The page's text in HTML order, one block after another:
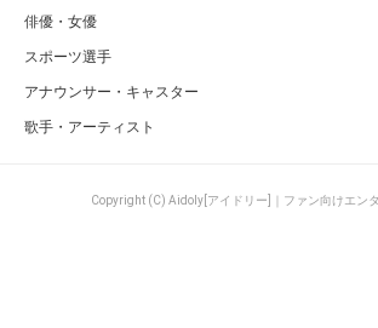
俳優・女優
スポーツ選手
アナウンサー・キャスター
歌手・アーティスト
Copyright (C) Aidoly[アイドリー]｜ファン向けエン